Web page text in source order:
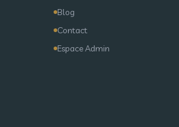
Blog
Contact
Espace Admin